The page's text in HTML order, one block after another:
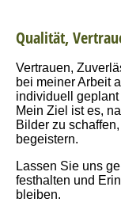
Qualität,
Vertrauen,
bei meiner Arbeit
individuell geplant
Mein Ziel ist es,
Bilder zu
begeistern.
Lassen Sie uns
festhalten und
bleiben.